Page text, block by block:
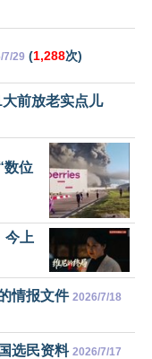
7/29 (1,288次)
前放老实点儿
数位
今上
情报文件 2026/7/18
选民资料 2026/7/17